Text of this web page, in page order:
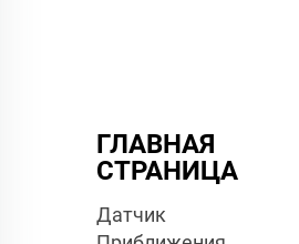
ГЛАВНАЯ
СТРАНИЦА
Датчик